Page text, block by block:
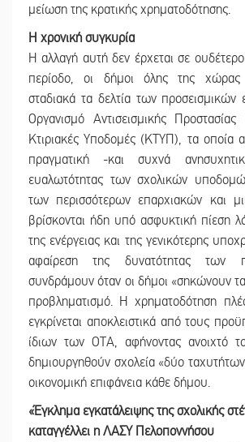
μείωση της κρατικής χρηματοδότησης.
Η χρονική συγκυρία
Η αλλαγή αυτή δεν έρχεται σε
περίοδο, οι δήμοι όλης της χώρας
σταδιακά τα δελτία των
Οργανισμό Αντισεισμικής
Κτιριακές Υποδομές (ΚΤΥΠ), τα οποία
πραγματική -και συχνά
ευαλωτότητας των σχολικών
των περισσότερων επαρχιακών και
βρίσκονται ήδη υπό ασφυκτική πίεση
της ενέργειας και της γενικότερης
αφαίρεση της δυνατότητας των
συνδράμουν όταν οι δήμοι «σηκώνουν
προβληματισμό. Η χρηματοδότηση
εγκρίνεται αποκλειστικά από τους
ίδιων των ΟΤΑ, αφήνοντας ανοιχτό
δημιουργηθούν σχολεία «δύο
οικονομική επιφάνεια κάθε δήμου.
«Έγκλημα εγκατάλειψης της σχολικής
καταγγέλλει η ΛΑΣΥ Πελοποννήσου